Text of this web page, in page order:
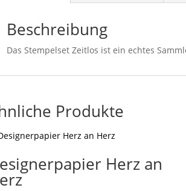
Beschreibung
Das Stempelset Zeitlos ist ein echtes
Produkte
Herz an